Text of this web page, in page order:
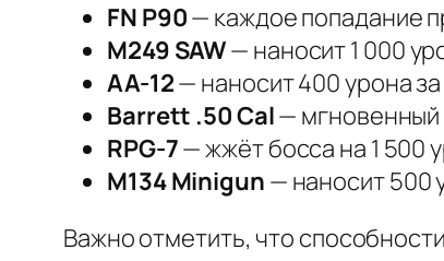
FN P90— каждое попадание
M249 SAW— наносит 1 000
AA-12— наносит 400 урона
Barrett .50 Cal— мгновенный
RPG-7— жжёт босса на 1 500
M134 Minigun — наносит 500
Важно отметить, что